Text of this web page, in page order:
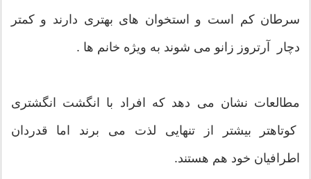
سرطان کم است و استخوان های بهتری دارند و کمتر
دچار آرتروز زانو می شوند به ویژه خانم ها .
مطالعات نشان می دهد که افراد با انگشت انگشتری
کوتاهتر بیشتر از تنهایی لذت می برند اما قدردان
اطرافیان خود هم هستند.